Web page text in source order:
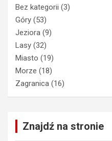
Bez kategorii (3)
Góry (53)
Jeziora (9)
Lasy (32)
Miasto (19)
Morze (18)
Zagranica (16)
Znajdź na stronie